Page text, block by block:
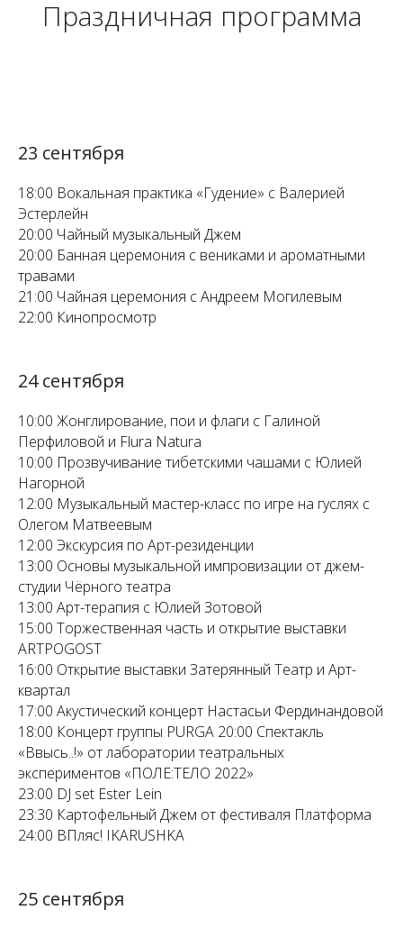
Праздничная программа
23 сентября
18:00 Вокальная практика «Гудение» с Валерией
Эстерлейн
20:00 Чайный музыкальный Джем
20:00 Банная церемония с вениками и ароматными
травами
21:00 Чайная церемония с Андреем Могилевым
22:00 Кинопросмотр
24 сентября
10:00 Жонглирование, пои и флаги с Галиной
Перфиловой и Flura Natura
10:00 Прозвучивание тибетскими чашами с Юлией
Нагорной
12:00 Музыкальный мастер-класс по игре на гуслях с
Олегом Матвеевым
12:00 Экскурсия по Арт-резиденции
13:00 Основы музыкальной импровизации от джем-
студии Чёрного театра
13:00 Арт-терапия с Юлией Зотовой
15:00 Торжественная часть и открытие выставки
ARTPOGOST
16:00 Открытие выставки Затерянный Театр и Арт-
квартал
17:00 Акустический концерт Настасьи Фердинандовой
18:00 Концерт группы PURGA 20:00 Спектакль
«Ввысь..!» от лаборатории театральных
экспериментов «ПОЛЕ:ТЕЛО 2022»
23:00 DJ set Ester Lein
23:30 Картофельный Джем от фестиваля Платформа
24:00 ВПляс! IKARUSHKA
25 сентября